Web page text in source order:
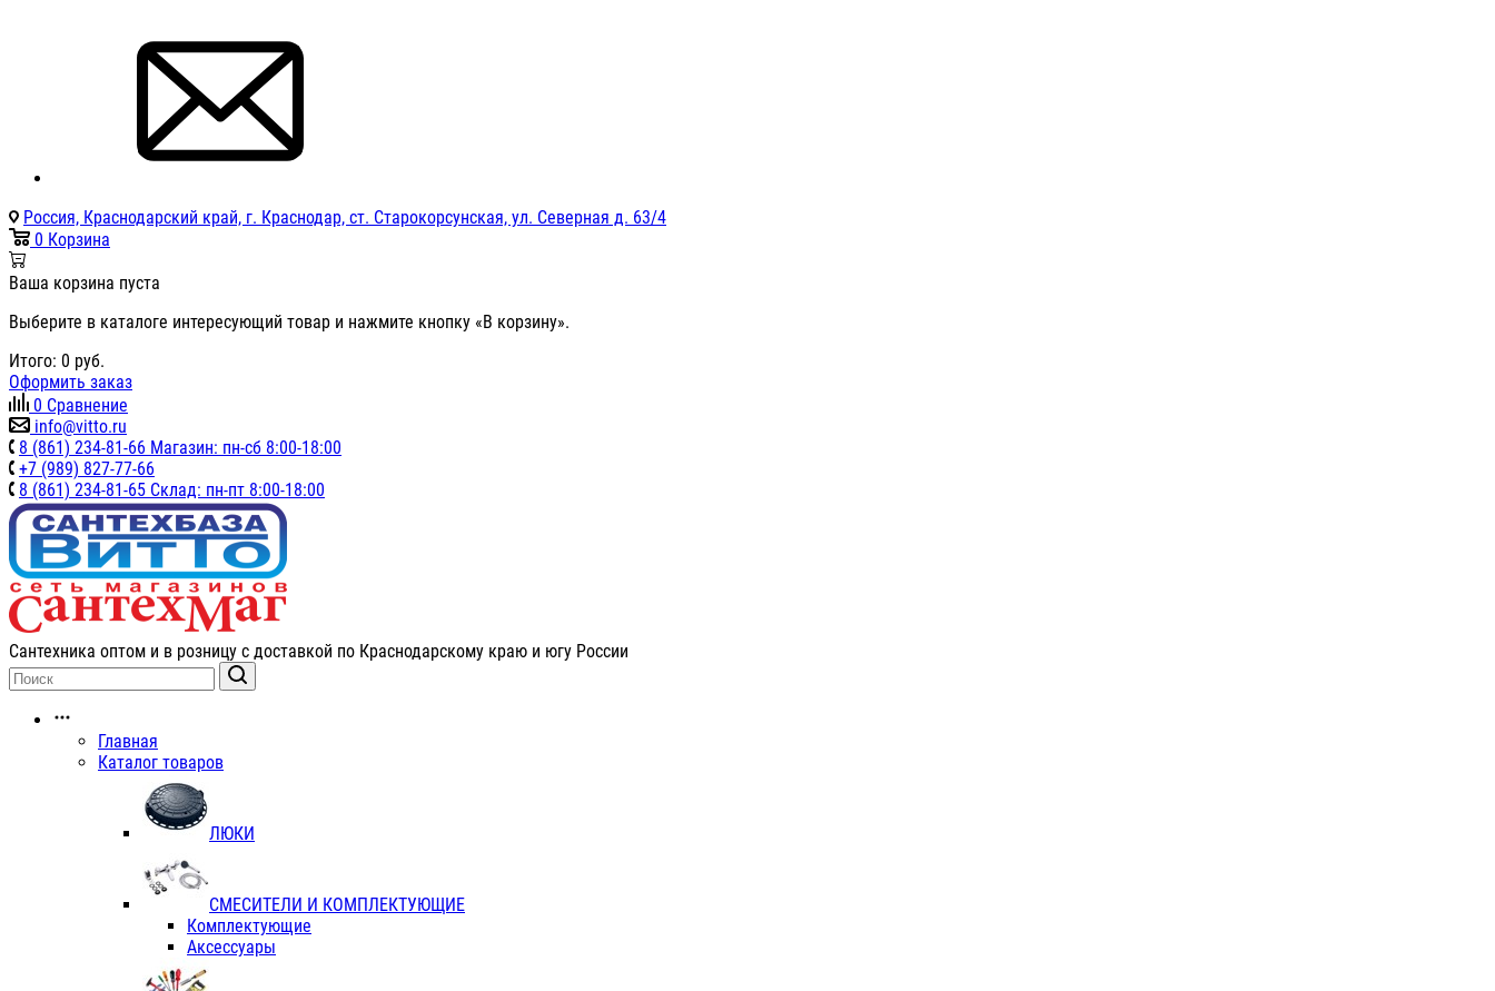
Россия, Краснодарский край, г. Краснодар, ст. Старокорсунская, ул. Северная д. 63/4
0 Корзина
Ваша корзина пуста
Выберите в каталоге интересующий товар и нажмите кнопку «В корзину».
Итого: 0 руб.
Оформить заказ
0 Сравнение
info@vitto.ru
8 (861) 234-81-66 Магазин: пн-сб 8:00-18:00
+7 (989) 827-77-66
8 (861) 234-81-65 Склад: пн-пт 8:00-18:00
Сантехника оптом и в розницу с доставкой по Краснодарскому краю и югу России
Главная
Каталог товаров
ЛЮКИ
СМЕСИТЕЛИ И КОМПЛЕКТУЮЩИЕ
Комплектующие
Аксессуары